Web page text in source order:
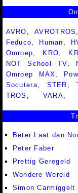
AVRO ,AVROTROS
Feduco
Human
Omroep
KRO
NOT School TV
Omroep MAX
Socutera
STER ,
TROS
VARA
Beter Laat dan
Peter Faber
Prettig Geregeld
Wondere Wereld
Simon